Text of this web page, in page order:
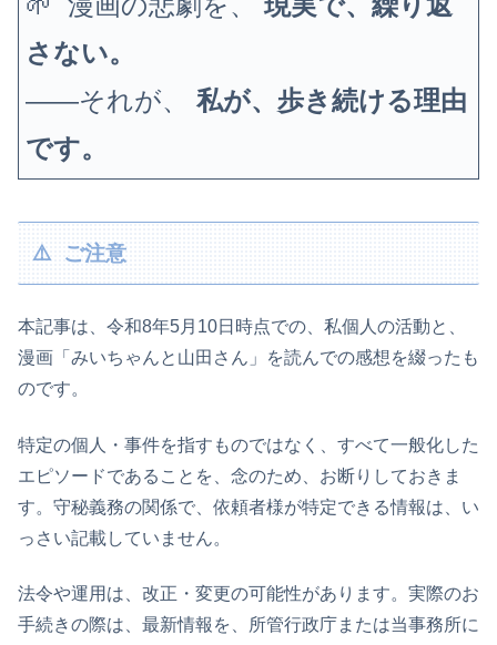
さない。
——それが、私が、歩き続ける理由
です。
⚠️ ご注意
本記事は、令和8年5月10日時点での、私個人の活動と、
漫画「みいちゃんと山田さん」を読んでの感想を綴ったも
のです。
特定の個人・事件を指すものではなく、すべて一般化した
エピソードであることを、念のため、お断りしておきま
す。守秘義務の関係で、依頼者様が特定できる情報は、い
っさい記載していません。
法令や運用は、改正・変更の可能性があります。実際のお
手続きの際は、最新情報を、所管行政庁または当事務所に